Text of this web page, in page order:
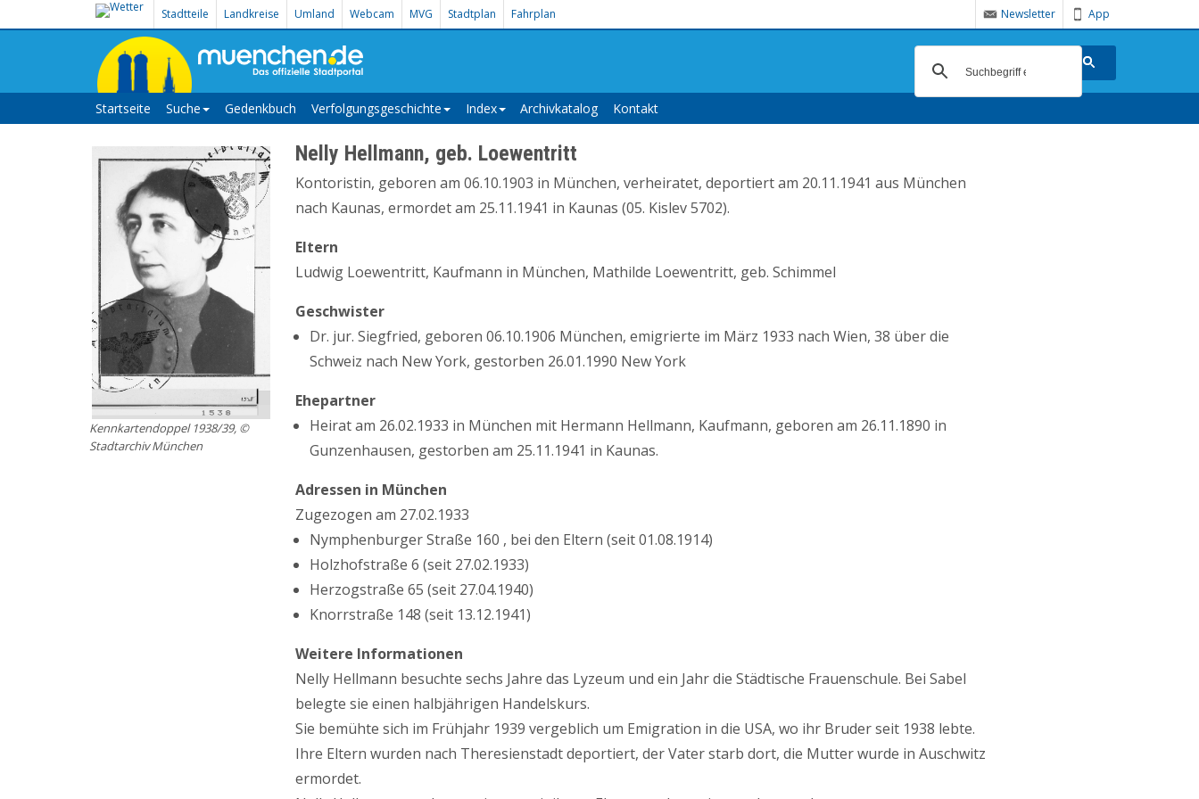
Stadtteile Landkreise Umland Webcam MVG Stadtplan Fahrplan Newsletter App
Startseite Suche Gedenkbuch Verfolgungsgeschichte Index Archivkatalog Kontakt
Kennkartendoppel 1938/39, ©
Stadtarchiv München
Nelly Hellmann, geb. Loewentritt
Kontoristin, geboren am 06.10.1903 in München, verheiratet, deportiert am 20.11.1941 aus München
nach Kaunas, ermordet am 25.11.1941 in Kaunas (05. Kislev 5702).
Eltern
Ludwig Loewentritt, Kaufmann in München, Mathilde Loewentritt, geb. Schimmel
Geschwister
Dr. jur. Siegfried, geboren 06.10.1906 München, emigrierte im März 1933 nach Wien, 38 über die
Schweiz nach New York, gestorben 26.01.1990 New York
Ehepartner
Heirat am 26.02.1933 in München mit Hermann Hellmann, Kaufmann, geboren am 26.11.1890 in
Gunzenhausen, gestorben am 25.11.1941 in Kaunas.
Adressen in München
Zugezogen am 27.02.1933
Nymphenburger Straße 160 , bei den Eltern (seit 01.08.1914)
Holzhofstraße 6 (seit 27.02.1933)
Herzogstraße 65 (seit 27.04.1940)
Knorrstraße 148 (seit 13.12.1941)
Weitere Informationen
Nelly Hellmann besuchte sechs Jahre das Lyzeum und ein Jahr die Städtische Frauenschule. Bei Sabel
belegte sie einen halbjährigen Handelskurs.
Sie bemühte sich im Frühjahr 1939 vergeblich um Emigration in die USA, wo ihr Bruder seit 1938 lebte.
Ihre Eltern wurden nach Theresienstadt deportiert, der Vater starb dort, die Mutter wurde in Auschwitz
ermordet.